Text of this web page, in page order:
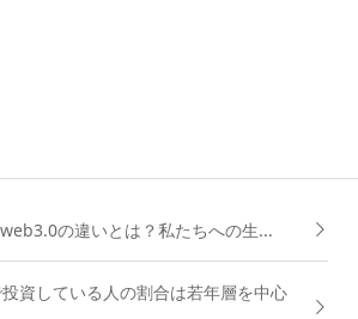
の違いとは？私たちへの生...
資している人の割合は若年層を中心